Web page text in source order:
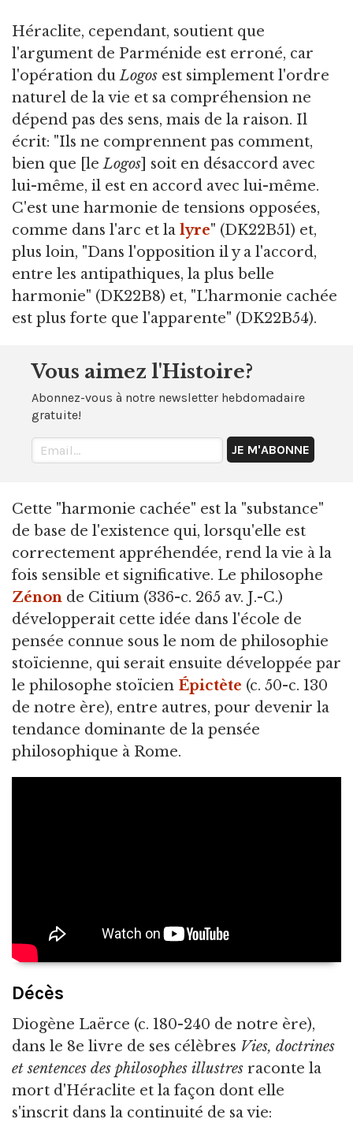
Héraclite, cependant, soutient que
l'argument de Parménide est erroné, car
l'opération duLogos est simplement l'ordre
naturel de la vie et sa compréhension ne
dépend pas des sens, mais de la raison. Il
écrit: "Ils ne comprennent pas comment,
bien que [leLogos] soit en désaccord avec
lui-même, il est en accord avec lui-même.
C'est une harmonie de tensions opposées,
comme dans l'arc et la lyre" (DK22B51) et,
plus loin, "Dans l'opposition il y a l'accord,
entre les antipathiques, la plus belle
harmonie" (DK22B8) et, "L'harmonie cachée
est plus forte que l'apparente" (DK22B54).
Vous aimez l'Histoire?
Abonnez-vous à notre newsletter hebdomadaire
gratuite!
Cette "harmonie cachée" est la "substance"
de base de l'existence qui, lorsqu'elle est
correctement appréhendée, rend la vie à la
fois sensible et significative. Le philosophe
Zénon de Citium (336-c. 265 av. J.-C.)
développerait cette idée dans l'école de
pensée connue sous le nom de philosophie
stoïcienne, qui serait ensuite développée par
le philosophe stoïcien Épictète (c. 50-c. 130
de notre ère), entre autres, pour devenir la
tendance dominante de la pensée
philosophique à Rome.
Décès
Diogène Laërce (c. 180-240 de notre ère),
dans le 8e livre de ses célèbres Vies, doctrines
et sentences des philosophes illustres raconte la
mort d'Héraclite et la façon dont elle
s'inscrit dans la continuité de sa vie: